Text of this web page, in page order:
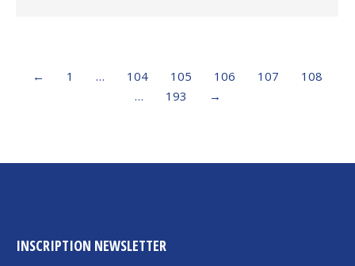
← 1 … 104 105 106 107
108
…
193 →
INSCRIPTION NEWSLETTER